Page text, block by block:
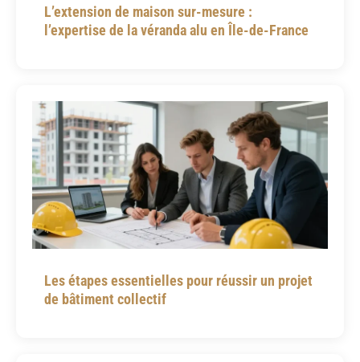
L’extension de maison sur-mesure :
l’expertise de la véranda alu en Île-de-France
Les étapes essentielles pour réussir un projet
de bâtiment collectif